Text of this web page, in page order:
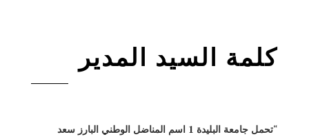
كلمة السيد المدير
“
تحمل جامعة البليدة 1 اسم المناضل الوطني البارز سعد